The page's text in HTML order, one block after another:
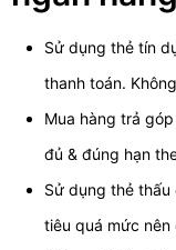
Sử dụng thẻ tín
thanh toán.
Mua hàng trả
đủ & đúng hạn
Sử dụng thẻ
tiêu quá mức